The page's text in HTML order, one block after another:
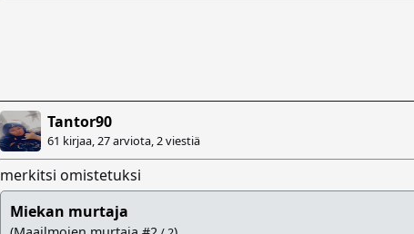
Tantor90
61 kirjaa, 27 arviota, 2 viestiä
merkitsi omistetuksi
Miekan murtaja